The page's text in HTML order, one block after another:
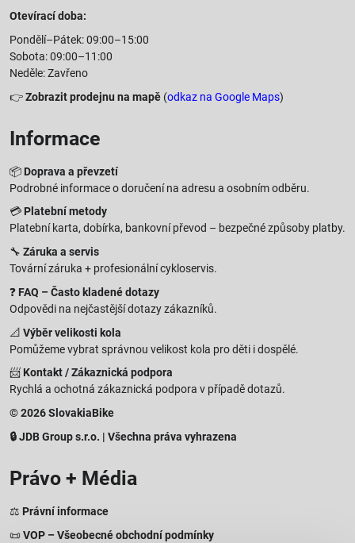
Otevírací doba:
Pondělí–Pátek: 09:00–15:00
Sobota: 09:00–11:00
Neděle: Zavřeno
👉Zobrazit prodejnu na mapě (odkaz na Google Maps)
Informace
📦 Doprava a převzetí
Podrobné informace o doručení na adresu a osobním odběru.
💳 Platební metody
Platební karta, dobírka, bankovní převod – bezpečné způsoby platby.
🔧 Záruka a servis
Tovární záruka + profesionální cykloservis.
❓ FAQ – Často kladené dotazy
Odpovědi na nejčastější dotazy zákazníků.
📐 Výběr velikosti kola
Pomůžeme vybrat správnou velikost kola pro děti i dospělé.
📨 Kontakt / Zákaznická podpora
Rychlá a ochotná zákaznická podpora v případě dotazů.
© 2026 SlovakiaBike
🔒 JDB Group s.r.o. | Všechna práva vyhrazena
Právo + Média
⚖️ Právní informace
📜VOP – Všeobecné obchodní podmínky